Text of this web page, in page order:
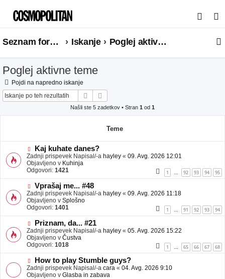
s
a
Seznam forumov Iskanje Poglej aktivne teme
Poglej aktivne teme
Pojdi na napredno iskanje
Iskanje
Našli ste 5 zadetkov • Stran 1 od 1
Teme
N
o
v
e
b
a
v
e
Kaj kuhate danes?
Zadnji prispevek Napisal/-a hayley « 09. Avg. 2026 12:01
Objavljeno v Kuhinja
Odgovori: 1421 1 … 92 93 94 95
N
o
v
e
b
a
v
e
Vprašaj me... #48
Zadnji prispevek Napisal/-a hayley « 09. Avg. 2026 11:18
Objavljeno v Splošno
Odgovori: 1401 1 … 91 92 93 94
N
o
v
e
b
a
Priznam, da... #21
Zadnji prispevek Napisal/-a hayley « 05. Avg. 2026 15:22
Objavljeno v Čustva
Odgovori: 1018 1 65 66 67 68
N
o
v
How to play Stumble guys?
Zadnji prispevek Napisal/-a cara « 04. Avg. 2026 9:10
Objavljeno v Glasba in zabava